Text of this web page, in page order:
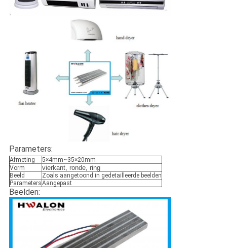
Parameters:
Afmeting
5×4mm~35×20mm
Vorm
vierkant, ronde, ring
Beeld
Zoals aangetoond in gedetailleerde beelden
ParametersAangepast
Beelden: